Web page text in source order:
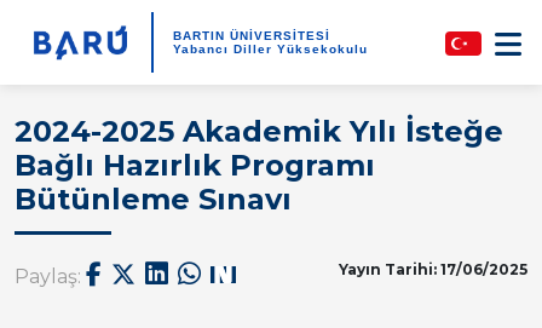
BARTIN ÜNİVERSİTESİ
Yabancı Diller Yüksekokulu
2024-2025 Akademik Yılı İsteğe
Bağlı Hazırlık Programı
Bütünleme Sınavı
Paylaş: Yayın Tarihi: 17/06/2025